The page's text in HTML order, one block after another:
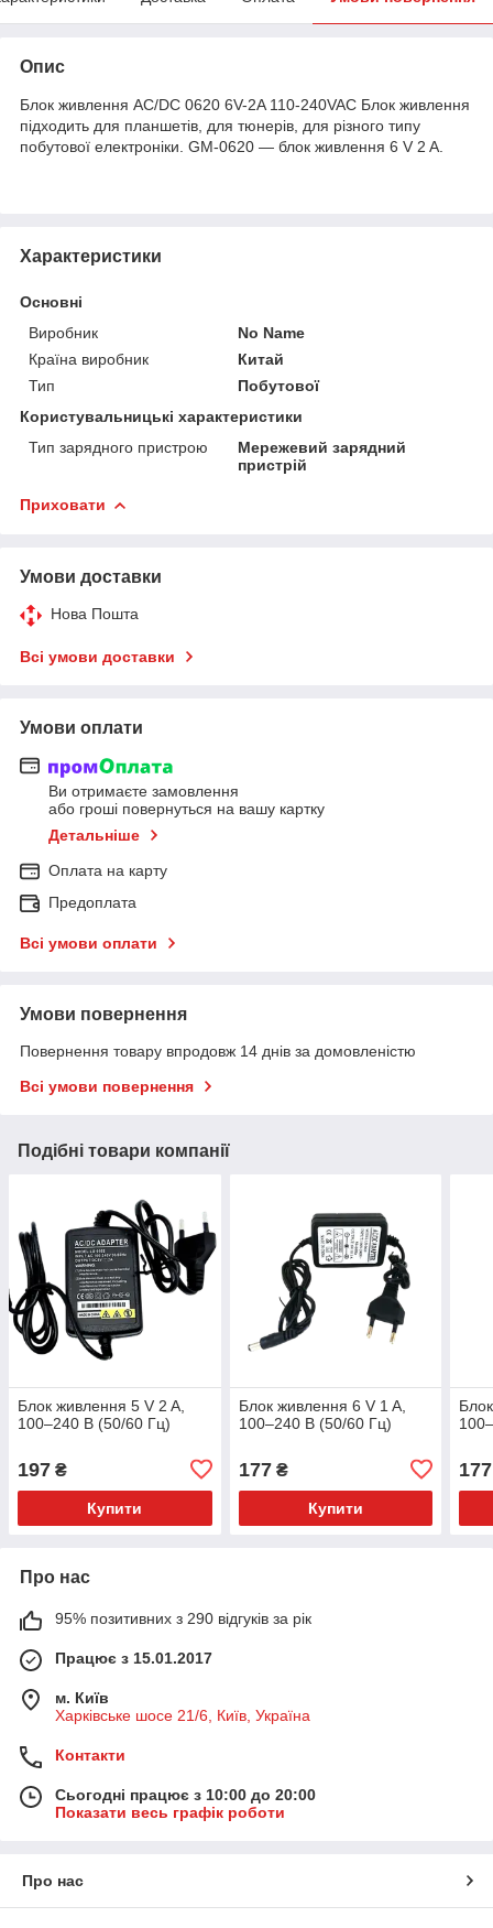
Опис
Блок живлення AC/DC 0620 6V-2A 110-240VAC Блок живлення
підходить для планшетів, для тюнерів, для різного типу
побутової електроніки. GM-0620 — блок живлення 6 V 2 A.
Характеристики
Основні
Виробник
No Name
Країна виробник
Китай
Тип
Побутової
Користувальницькі характеристики
Тип зарядного пристрою
Мережевий зарядний
пристрій
Приховати
Умови доставки
Нова Пошта
Всі умови доставки
Умови оплати
Ви отримаєте замовлення
або гроші повернуться на вашу картку
Детальніше
Оплата на карту
Предоплата
Всі умови оплати
Умови повернення
Повернення товару впродовж 14 днів за домовленістю
Всі умови повернення
Подібні товари компанії
Блок живлення 5 V 2 A,
100–240 В (50/60 Гц)
197 ₴
Купити
Блок живлення 6 V 1 A,
100–240 В (50/60 Гц)
177₴
Купити
177
Про нас
95% позитивних з 290 відгуків за рік
Працює з 15.01.2017
м. Київ
Харківське шосе 21/6, Київ, Україна
Контакти
Сьогодні працює з 10:00 до 20:00
Показати весь графік роботи
Про нас